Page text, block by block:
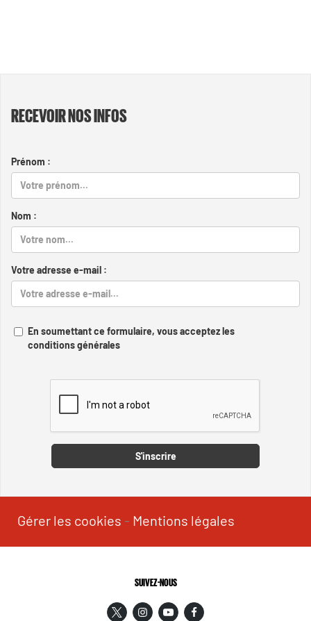
RECEVOIR NOS INFOS
Prénom :
Nom :
Votre adresse e-mail :
En soumettant ce formulaire, vous acceptez les
conditions générales
S'inscrire
Gérer les cookies - Mentions légales
SUIVEZ-NOUS